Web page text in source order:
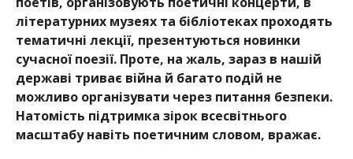
літературних музеях та бібліотеках проходять
тематичні лекції, презентуються новинки
сучасної поезії. Проте, на жаль, зараз в нашій
державі триває війна й багато подій не
можливо організувати через питання безпеки.
Натомість підтримка зірок всесвітнього
масштабу навіть поетичним словом, вражає.